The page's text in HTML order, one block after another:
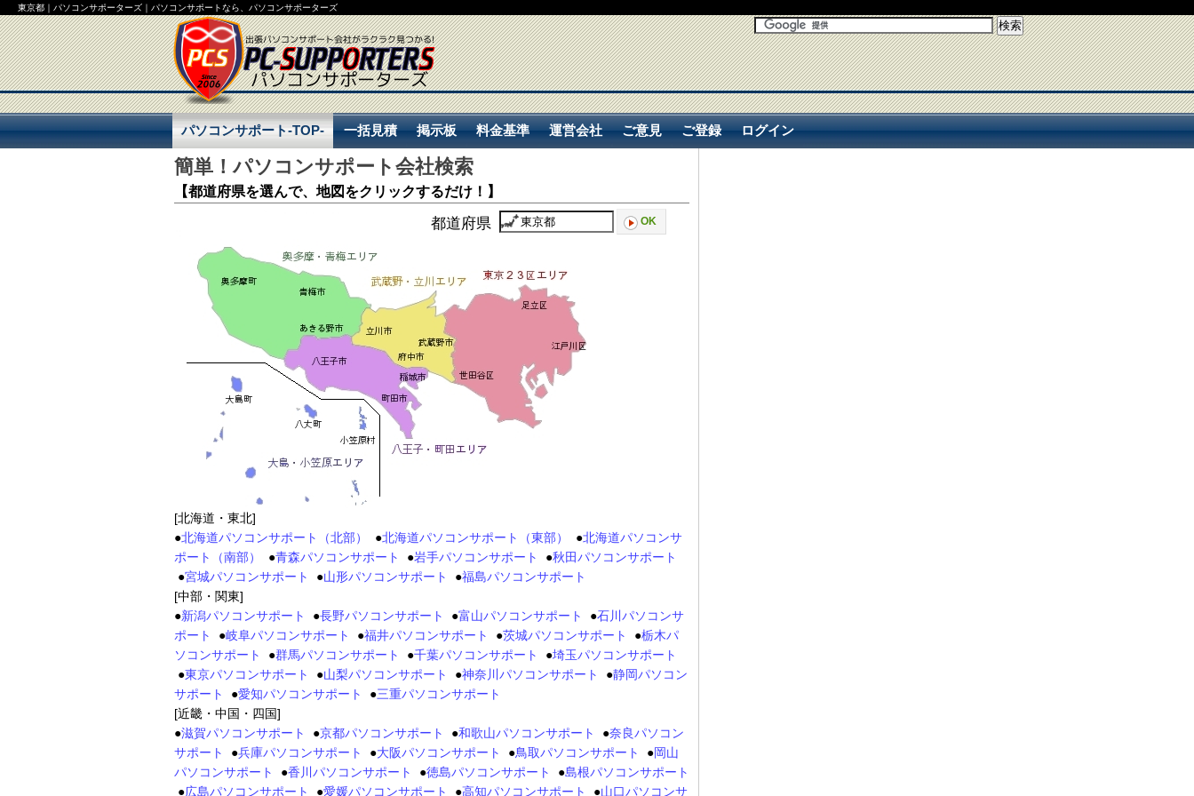
東京都｜パソコンサポーターズ｜パソコンサポートなら、パソコンサポーターズ
パソコンサポート-TOP- 一括見積
一括見積
掲示板
掲示板
料金基準 運営会社 ご意見 ご登録 ログイン
簡単！パソコンサポート会社検索
【都道府県を選んで、地図をクリックするだけ！】
都道府県 OK
[北海道・東北]
●北海道パソコンサポート（北部） ●北海道パソコンサポート（東部） ●北海道パソコンサ
ポート（南部）
●青森パソコンサポート ●岩手パソコンサポート ●秋田パソコンサポート
●宮城パソコンサポート ●山形パソコンサポート ●福島パソコンサポート
[中部・関東]
●新潟パソコンサポート ●長野パソコンサポート ●富山パソコンサポート ●石川パソコンサ
ポート
●岐阜パソコンサポート ●福井パソコンサポート ●茨城パソコンサポート ●栃木パ
ソコンサポート
●群馬パソコンサポート ●千葉パソコンサポート ●埼玉パソコンサポート
●東京パソコンサポート ●山梨パソコンサポート ●神奈川パソコンサポート ●静岡パソコン
サポート
●愛知パソコンサポート ●三重パソコンサポート
[近畿・中国・四国]
●滋賀パソコンサポート ●京都パソコンサポート ●和歌山パソコンサポート ●奈良パソコン
サポート
●兵庫パソコンサポート ●大阪パソコンサポート ●鳥取パソコンサポート ●岡山
パソコンサポート
●香川パソコンサポート ●徳島パソコンサポート ●島根パソコンサポート
●広島パソコンサポート ●愛媛パソコンサポート ●高知パソコンサポート ●山口パソコンサ